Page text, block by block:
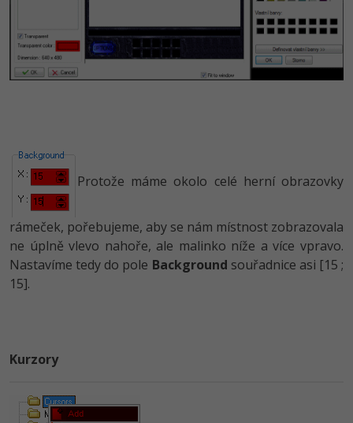
Protože máme okolo celé herní obrazovky
rámeček, pořebujeme, aby se nám místnost zobrazovala
ne úplně vlevo nahoře, ale malinko níže a více vpravo.
Nastavíme tedy do pole Background souřadnice asi [15 ;
15].
Kurzory